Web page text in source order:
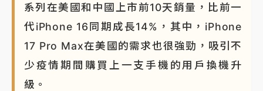
系列在美國和中國上市前10天銷量，比前一
代iPhone 16同期成長14%，其中，iPhone
17 Pro Max在美國的需求也很強勁，吸引不
少疫情期間購買上一支手機的用戶換機升
級。